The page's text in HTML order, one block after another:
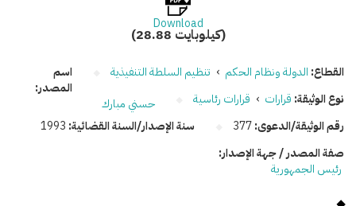
Download
(28.88 كيلوبايت)
القطاع: الدولة ونظام الحكم › تنظيم السلطة التنفيذية
نوع الوثيقة: قرارات › قرارات رئاسية
رقم الوثيقة/الدعوى:377 سنة الإصدار/السنة القضائية: 1993
اسم
المصدر:
حسني مبارك
صفة المصدر / جهة الإصدار:
رئيس الجمهورية